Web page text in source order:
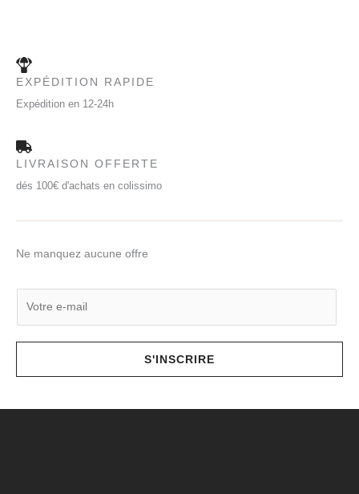
EXPÉDITION RAPIDE
Expédition en 12-24h
LIVRAISON OFFERTE
dés 100€ d'achats en colissimo
Ne manquez aucune offre
S'INSCRIRE